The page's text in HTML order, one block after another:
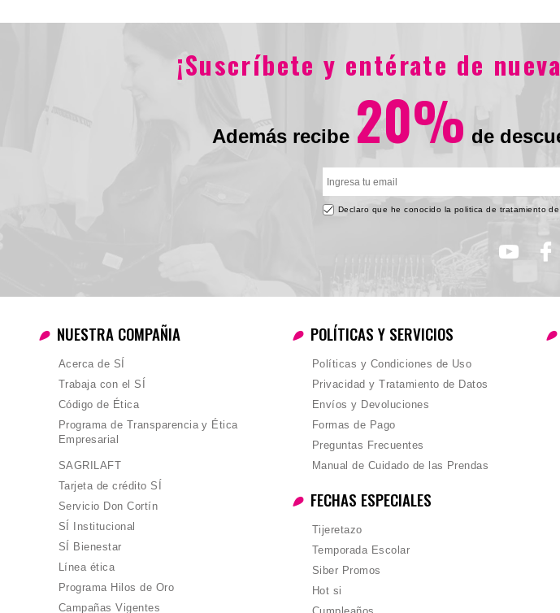
¡Suscríbete y entérate de
Además recibe 20% de
Declaro que he conocido la politica de tratamiento
NUESTRA COMPAÑIA
Acerca de SÍ
Trabaja con el SÍ
Código de Ética
Programa de Transparencia y Ética
Empresarial
SAGRILAFT
Tarjeta de crédito SÍ
Servicio Don Cortín
SÍ Institucional
SÍ Bienestar
Línea ética
Programa Hilos de Oro
Campañas Vigentes
POLÍTICAS Y SERVICIOS
Políticas y Condiciones de Uso
Privacidad y Tratamiento de Datos
Envíos y Devoluciones
Formas de Pago
Preguntas Frecuentes
Manual de Cuidado de las Prendas
FECHAS ESPECIALES
Tijeretazo
Temporada Escolar
Siber Promos
Hot si